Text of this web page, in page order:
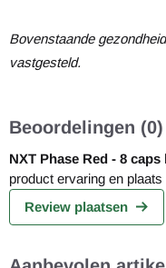
Bovenstaande
vastgesteld.
Beoordelingen (0)
NXT Phase Red - 8 caps
product ervaring en plaats
Review plaatsen